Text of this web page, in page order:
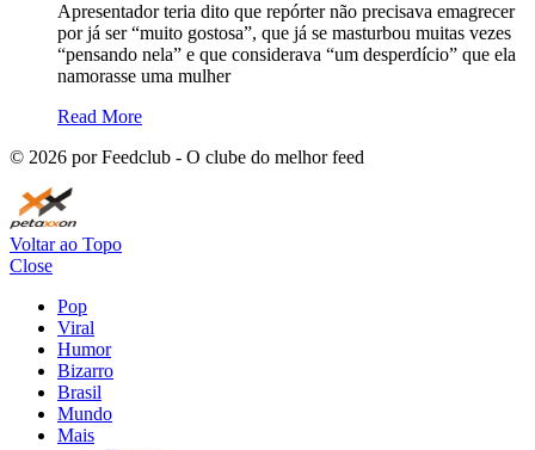
Apresentador teria dito que repórter não precisava emagrecer
por já ser “muito gostosa”, que já se masturbou muitas vezes
“pensando nela” e que considerava “um desperdício” que ela
namorasse uma mulher
Read More
© 2026 por Feedclub - O clube do melhor feed
Voltar ao Topo
Close
Pop
Viral
Humor
Bizarro
Brasil
Mundo
Mais